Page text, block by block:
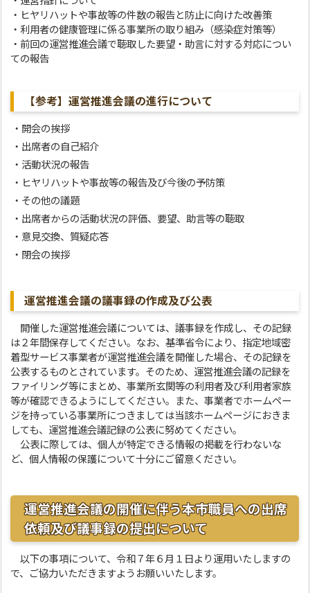
・ヒヤリハットや事故等の件数の報告と防止に向けた改善策
・利用者の健康管理に係る事業所の取り組み（感染症対策等）
・前回の運営推進会議で聴取した要望・助言に対する対応につい
ての報告
【参考】運営推進会議の進行について
・開会の挨拶
・出席者の自己紹介
・活動状況の報告
・ヒヤリハットや事故等の報告及び今後の予防策
・その他の議題
・出席者からの活動状況の評価、要望、助言等の聴取
・意見交換、質疑応答
・閉会の挨拶
運営推進会議の議事録の作成及び公表
開催した運営推進会議については、議事録を作成し、その記録
は２年間保存してください。なお、基準省令により、指定地域密
着型サービス事業者が運営推進会議を開催した場合、その記録を
公表するものとされています。そのため、運営推進会議の記録を
ファイリング等にまとめ、事業所玄関等の利用者及び利用者家族
等が確認できるようにしてください。また、事業者でホームペー
ジを持っている事業所につきましては当該ホームページにおきま
しても、運営推進会議記録の公表に努めてください。
公表に際しては、個人が特定できる情報の掲載を行わないな
ど、個人情報の保護について十分にご留意ください。
運営推進会議の開催に伴う本市職員への出席
依頼及び議事録の提出について
以下の事項について、令和７年６月１日より運用いたしますの
で、ご協力いただきますようお願いいたします。